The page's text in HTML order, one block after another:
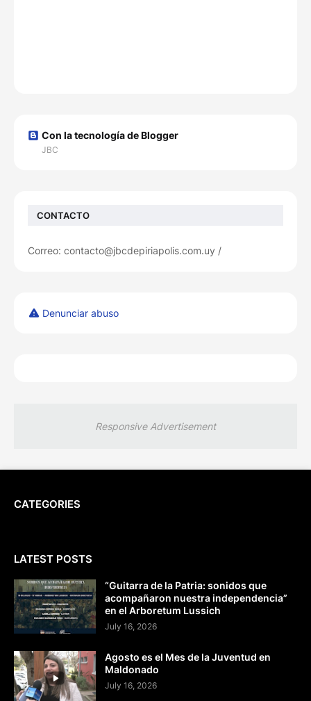
Con la tecnología de Blogger
JBC
CONTACTO
Correo: contacto@jbcdepiriapolis.com.uy /
Denunciar abuso
Responsive Advertisement
CATEGORIES
LATEST POSTS
“Guitarra de la Patria: sonidos que
acompañaron nuestra independencia”
en el Arboretum Lussich
July 16, 2026
Agosto es el Mes de la Juventud en
Maldonado
July 16, 2026